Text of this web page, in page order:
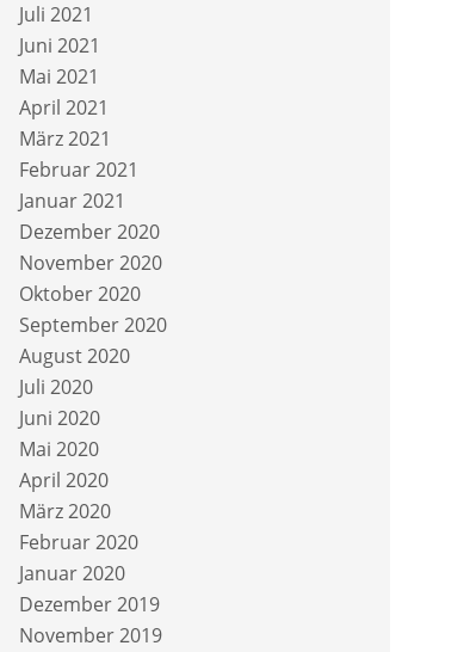
Juli 2021
Juni 2021
Mai 2021
April 2021
März 2021
Februar 2021
Januar 2021
Dezember 2020
November 2020
Oktober 2020
September 2020
August 2020
Juli 2020
Juni 2020
Mai 2020
April 2020
März 2020
Februar 2020
Januar 2020
Dezember 2019
November 2019